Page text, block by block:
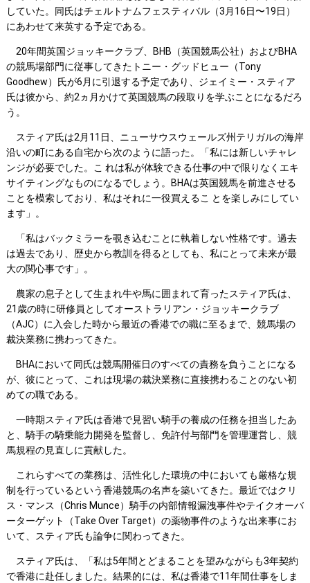
していた。同氏はチェルトナムフェスティバル（3月16日〜19日）
にあわせて来英する予定である。
20年間英国ジョッキークラブ、BHB（英国競馬公社）およびBHA
の競馬場部門に従事してきたトニー・グッドヒュー（Tony
Goodhew）氏が6月に引退する予定であり、ジェイミー・スティア
氏は彼から、約2ヵ月かけて英国競馬の段取りを学ぶことになるだろ
う。
スティア氏は2月11日、ニューサウスウェールズ州テリガルの海岸
沿いの町にある自宅から次のように語った。「私には新しいチャレ
ンジが必要でした。こ れは私が体験できる仕事の中で限りなくエキ
サイティングなものになるでしょう。BHAは英国競馬を前進させる
ことを模索しており、私はそれに一役買えるこ とを楽しみにしてい
ます」。
「私はバックミラーを覗き込むことに執着しない性格です。過去
は過去であり、歴史から教訓を得るとしても、私にとって未来が最
大の関心事です」。
農家の息子として生まれ牛や馬に囲まれて育ったスティア氏は、
21歳の時に研修員としてオーストラリアン・ジョッキークラブ
（AJC）に入会した時から最近の香港での職に至るまで、競馬場の
裁決業務に携わってきた。
BHAにおいて同氏は競馬開催日のすべての責務を負うことになる
が、彼にとって、これは現場の裁決業務に直接携わることのない初
めての職である。
一時期スティア氏は香港で見習い騎手の養成の任務を担当したあ
と、騎手の騎乗能力開発を監督し、免許付与部門を管理運営し、競
馬規程の見直しに貢献した。
これらすべての業務は、活性化した環境の中においても厳格な規
制を行っているという香港競馬の名声を築いてきた。最近ではクリ
ス・マンス（Chris Munce）騎手の内部情報漏洩事件やテイクオーバ
ーターゲット（Take Over Target）の薬物事件のような出来事にお
いて、スティア氏も論争に関わってきた。
スティア氏は、「私は5年間とどまることを望みながらも3年契約
で香港に赴任しました。結果的には、私は香港で11年間仕事をしま